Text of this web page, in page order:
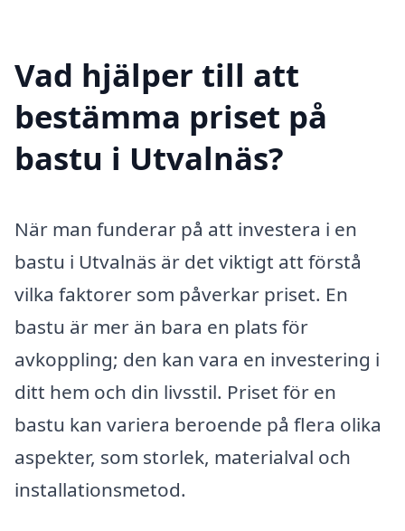
Vad hjälper till att
bestämma priset på
bastu i Utvalnäs?
När man funderar på att investera i en
bastu i Utvalnäs är det viktigt att förstå
vilka faktorer som påverkar priset. En
bastu är mer än bara en plats för
avkoppling; den kan vara en investering i
ditt hem och din livsstil. Priset för en
bastu kan variera beroende på flera olika
aspekter, som storlek, materialval och
installationsmetod.